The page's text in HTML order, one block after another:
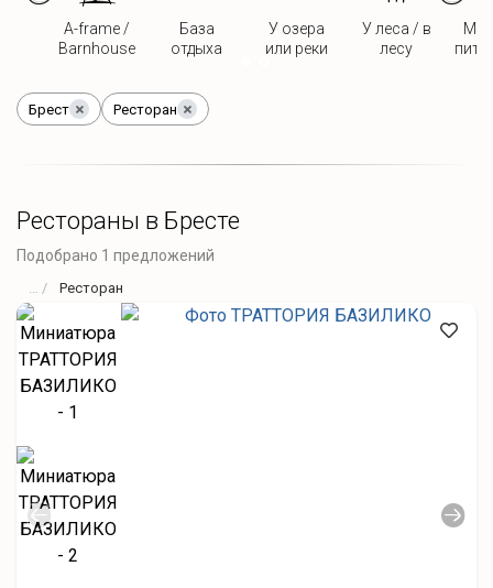
A-frame /
Barnhouse
База
отдыха
У озера
или реки
У леса / в
лесу
Брест Ресторан
Рестораны в Бресте
Подобрано 1 предложений
Ресторан